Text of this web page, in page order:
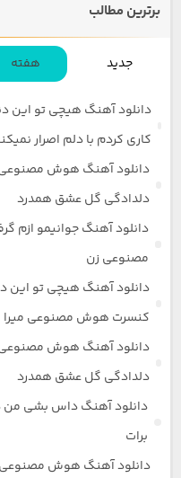
برترین مطالب
جدید هفته
دانلود آهنگ هیچی تو این
کاری کردم با دلم اصرار
دانلود آهنگ هوش مصنوعی
دلدادگی گل عشق همدرد
دانلود آهنگ جوانیمو
مصنوعی زن
دانلود آهنگ هیچی تو این
کنسرت هوش مصنوعی میرا
دانلود آهنگ هوش مصنوعی
دلدادگی گل عشق همدرد
دانلود آهنگ داس بشی من
برات
دانلود آهنگ هوش